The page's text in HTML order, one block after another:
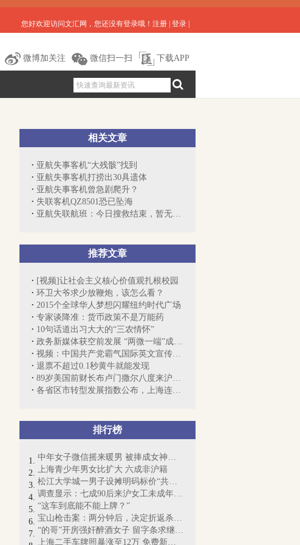
您好欢迎访问文汇网，您还没有登录哦！ 注册 登录
微博加关注 微信扫一扫 下载APP
相关文章
亚航失事客机“大残骸”找到
亚航失事客机打捞出30具遗体
亚航失事客机曾急剧爬升？
失联客机QZ8501恐已坠海
亚航失联航班：今日搜救结束，暂无发现
推荐文章
[视频]让社会主义核心价值观扎根校园
环卫大爷求少放鞭炮，该怎么看？
2015个全球华人梦想闪耀纽约时代广场
专家谈降准：货币政策不是万能药
10句话道出习大大的“三农情怀”
政务新媒体获空前发展 “两微一端”成为...
视频：中国共产党霸气国际英文宣传片走红
退票不超过0.1秒黄牛就能发现
89岁美国前财长布卢门撒尔八度来沪“寻根”
各省区市转型发展指数公布，上海连续四年...
排行榜
中年女子微信摇来暖男 被捧成女神却丧命
上海青少年男女比扩大 六成非沪籍
松江大学城一男子设摊明码标价“共享女友...
调查显示：七成90后来沪女工未成年时尝“...
“这车到底能不能上牌？”
宝山枪击案：两分钟后，决定折返杀人……
“的哥”开房强奸醉酒女子 留字条求继续交往
上海二手车牌照暴涨至12万 免费新能源牌...